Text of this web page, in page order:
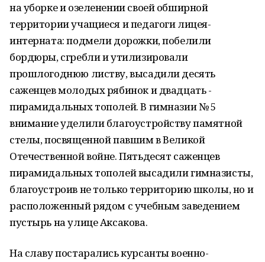
на уборке и озеленении своей обширной
территории учащиеся и педагоги лицея-
интерната: подмели дорожки, побелили
бордюры, сгребли и утилизировали
прошлогоднюю листву, высадили десять
саженцев молодых рябинок и двадцать -
пирамидальных тополей. В гимназии № 5
внимание уделили благоустройству памятной
стелы, посвященной павшим в Великой
Отечественной войне. Пятьдесят саженцев
пирамидальных тополей высадили гимназисты,
благоустроив не только территорию школы, но и
расположенный рядом с учебным заведением
пустырь на улице Аксакова.
На славу постарались курсанты военно-